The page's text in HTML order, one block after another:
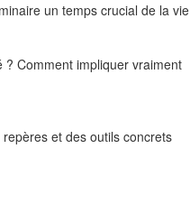
un temps crucial de la vie
Comment impliquer vraiment
et des outils concrets